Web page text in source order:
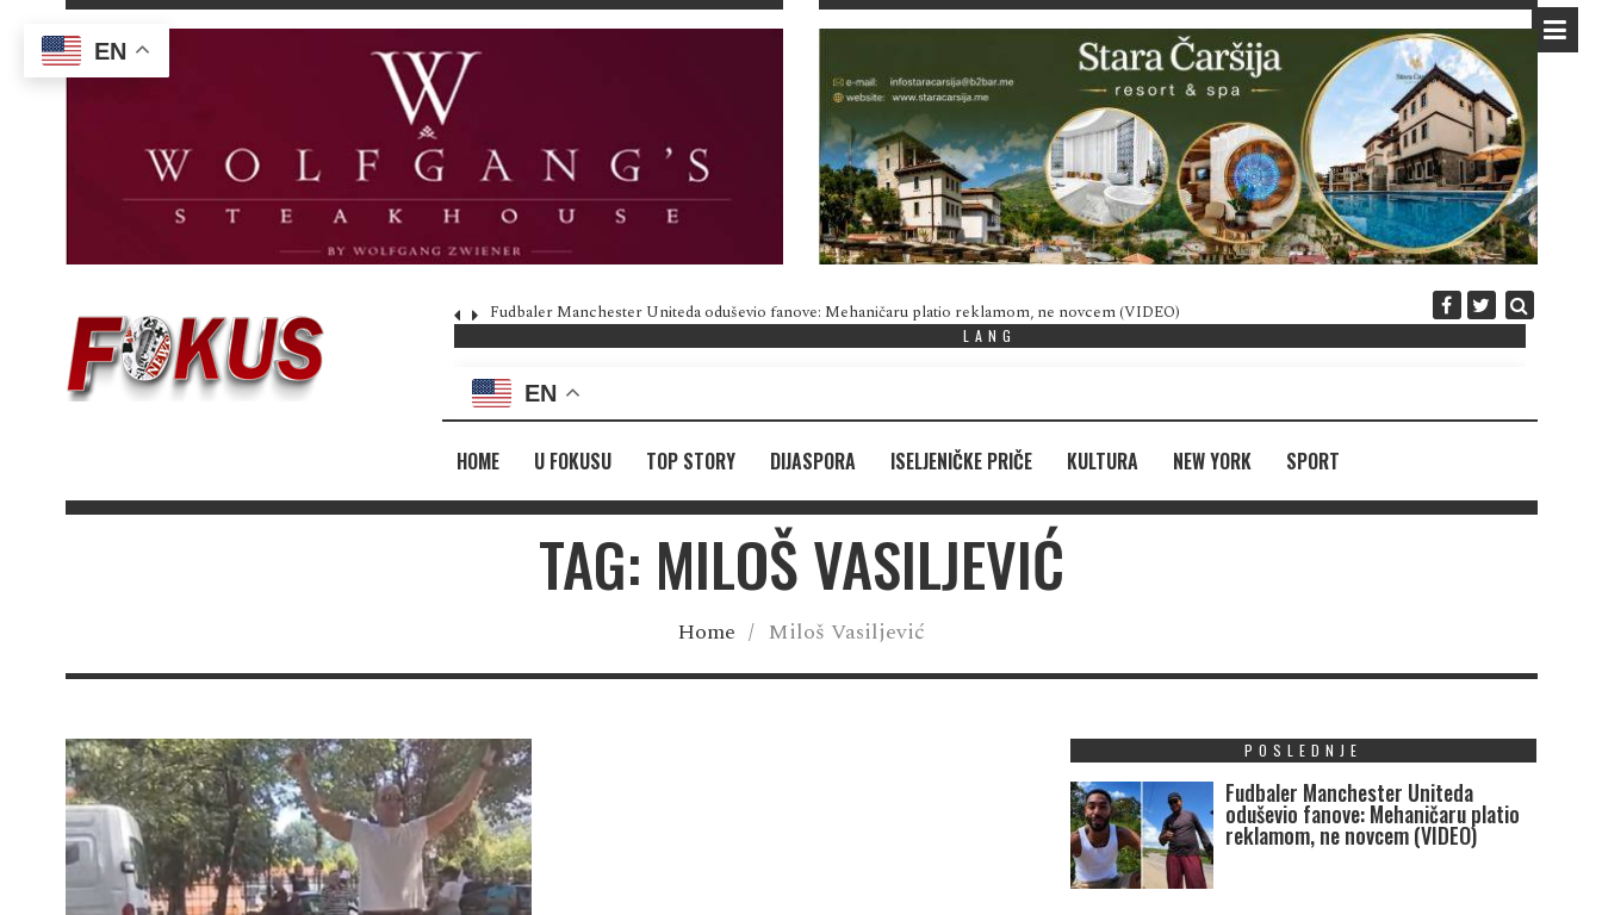
Fudbaler Manchester Uniteda oduševio fanove: Mehaničaru platio reklamom, ne novcem (VIDEO) Diplomatija po
LANG
EN
HOME U FOKUSU TOP STORY DIJASPORA ISELJENIČKE PRIČE KULTURA NEW YORK SPORT
TAG: MILOŠ VASILJEVIĆ
Home / Miloš Vasiljević
POSLEDNJE
Fudbaler Manchester Uniteda
oduševio fanove: Mehaničaru platio
reklamom, ne novcem (VIDEO)
EN